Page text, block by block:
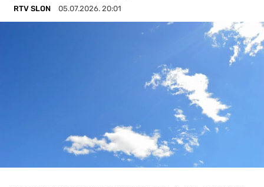
RTV SLON 05.07.2026. 20:01